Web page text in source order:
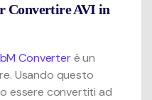
Convertire AVI in
Converter è un
Usando questo
essere convertiti ad